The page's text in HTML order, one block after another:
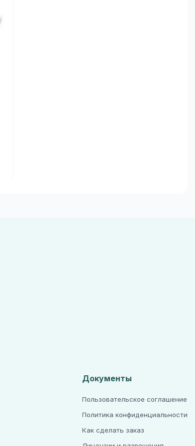
Документы
Пользовательское соглашение
Политика конфиденциальности
Как сделать заказ